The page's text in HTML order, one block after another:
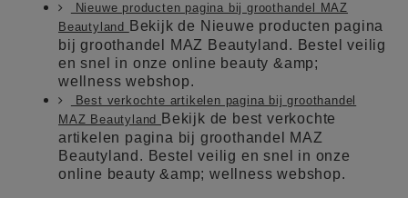
Nieuwe producten pagina bij groothandel MAZ
Beautyland
Bekijk de Nieuwe producten pagina
bij groothandel MAZ Beautyland. Bestel veilig
en snel in onze online beauty &amp;
wellness webshop.
Best verkochte artikelen pagina bij groothandel
MAZ Beautyland
Bekijk de best verkochte
artikelen pagina bij groothandel MAZ
Beautyland. Bestel veilig en snel in onze
online beauty &amp; wellness webshop.